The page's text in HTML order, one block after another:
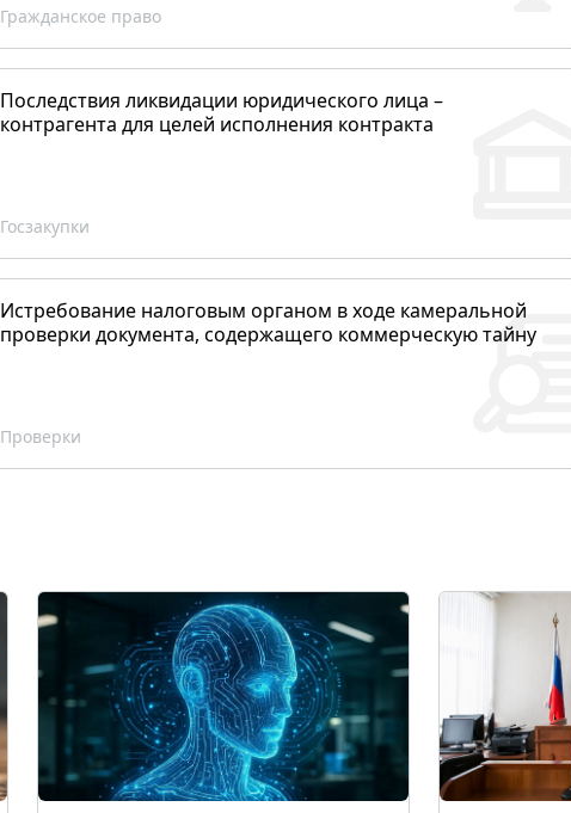
Гражданское право
Последствия ликвидации юридического лица –
контрагента для целей исполнения контракта
Госзакупки
Истребование налоговым органом в ходе камеральной
проверки документа, содержащего коммерческую тайну
Проверки